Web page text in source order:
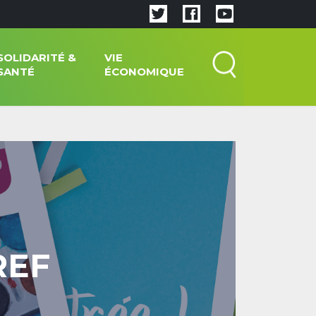
&
VIE
ÉCONOMIQUE